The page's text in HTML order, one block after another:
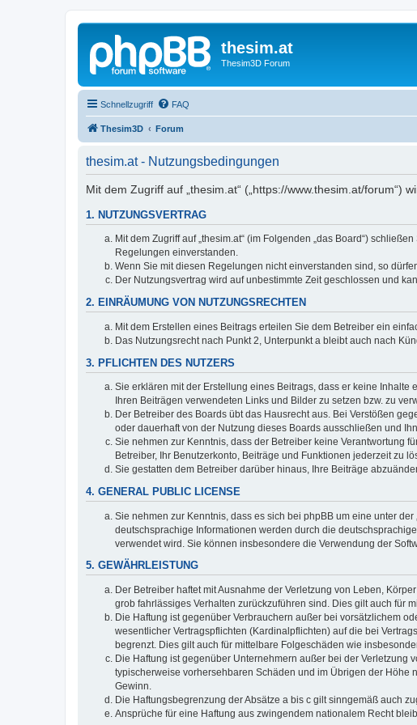
thesim.at
Thesim3D Forum
Schnellzugriff FAQ
Thesim3D Forum
thesim.at - Nutzungsbedingungen
Mit dem Zugriff auf „thesim.at“ („https://www.thesim.at/
1. NUTZUNGSVERTRAG
Mit dem Zugriff auf „thesim.at“ (im Folgenden „das Board“)
Regelungen einverstanden.
Wenn Sie mit diesen Regelungen nicht einverstanden sind, so
Der Nutzungsvertrag wird auf unbestimmte Zeit geschlossen und
2. EINRÄUMUNG VON NUTZUNGSRECHTEN
Mit dem Erstellen eines Beitrags erteilen Sie dem Betreiber ein
Das Nutzungsrecht nach Punkt 2, Unterpunkt a bleibt auch nach
3. PFLICHTEN DES NUTZERS
Sie erklären mit der Erstellung eines Beitrags, dass er keine
Ihren Beiträgen verwendeten Links und Bilder zu setzen bzw. zu
Der Betreiber des Boards übt das Hausrecht aus. Bei Verstößen
oder dauerhaft von der Nutzung dieses Boards ausschließen und
Sie nehmen zur Kenntnis, dass der Betreiber keine Verantwortung
Betreiber, Ihr Benutzerkonto, Beiträge und Funktionen jederzeit zu
Sie gestatten dem Betreiber darüber hinaus, Ihre Beiträge
4. GENERAL PUBLIC LICENSE
Sie nehmen zur Kenntnis, dass es sich bei phpBB um eine unter der „
deutschsprachige Informationen werden durch die
verwendet wird. Sie können insbesondere die Verwendung der
5. GEWÄHRLEISTUNG
Der Betreiber haftet mit Ausnahme der Verletzung von Leben,
grob fahrlässiges Verhalten zurückzuführen sind. Dies gilt auch für
Die Haftung ist gegenüber Verbrauchern außer bei vorsätzlichem
wesentlicher Vertragspflichten (Kardinalpflichten) auf die bei
begrenzt. Dies gilt auch für mittelbare Folgeschäden wie
Die Haftung ist gegenüber Unternehmern außer bei der Verletzung
typischerweise vorhersehbaren Schäden und im Übrigen der Höhe
Gewinn.
Die Haftungsbegrenzung der Absätze a bis c gilt sinngemäß auch
Ansprüche für eine Haftung aus zwingendem nationalem Recht